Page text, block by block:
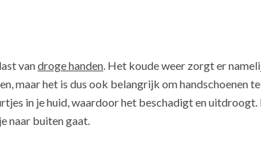
vandroge handen. Het koude weer zorgt er
maar het is dus ook belangrijk om handschoenen
in je huid, waardoor het beschadigt en
naar buiten gaat.